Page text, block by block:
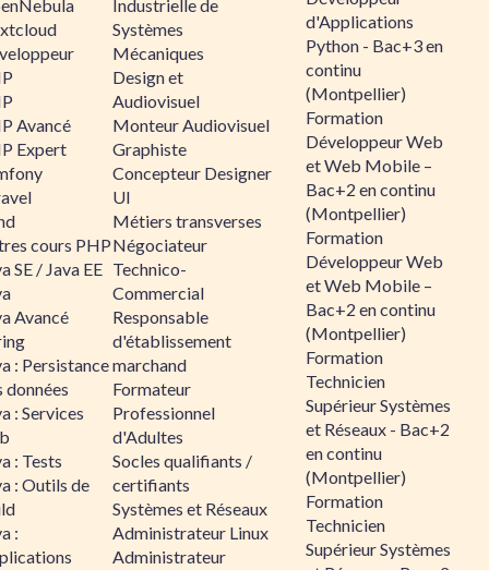
Avancé
Expert
cours PHP
SE / Java EE
Avancé
: Persistance
données
: Services
: Tests
: Outils de
:
Industrielle de
Systèmes
Mécaniques
Design et
Audiovisuel
Monteur Audiovisuel
Graphiste
Concepteur Designer
UI
Métiers transverses
Négociateur
Technico-
Commercial
Responsable
d'établissement
marchand
Formateur
Professionnel
d'Adultes
Socles qualifiants /
certifiants
Systèmes et Réseaux
Administrateur Linux
Administrateur
d'Applications
Python - Bac+3 en
continu
(Montpellier)
Formation
Développeur Web
et Web Mobile –
Bac+2 en continu
(Montpellier)
Formation
Développeur Web
et Web Mobile –
Bac+2 en continu
(Montpellier)
Formation
Technicien
Supérieur Systèmes
et Réseaux - Bac+2
en continu
(Montpellier)
Formation
Technicien
Supérieur Systèmes